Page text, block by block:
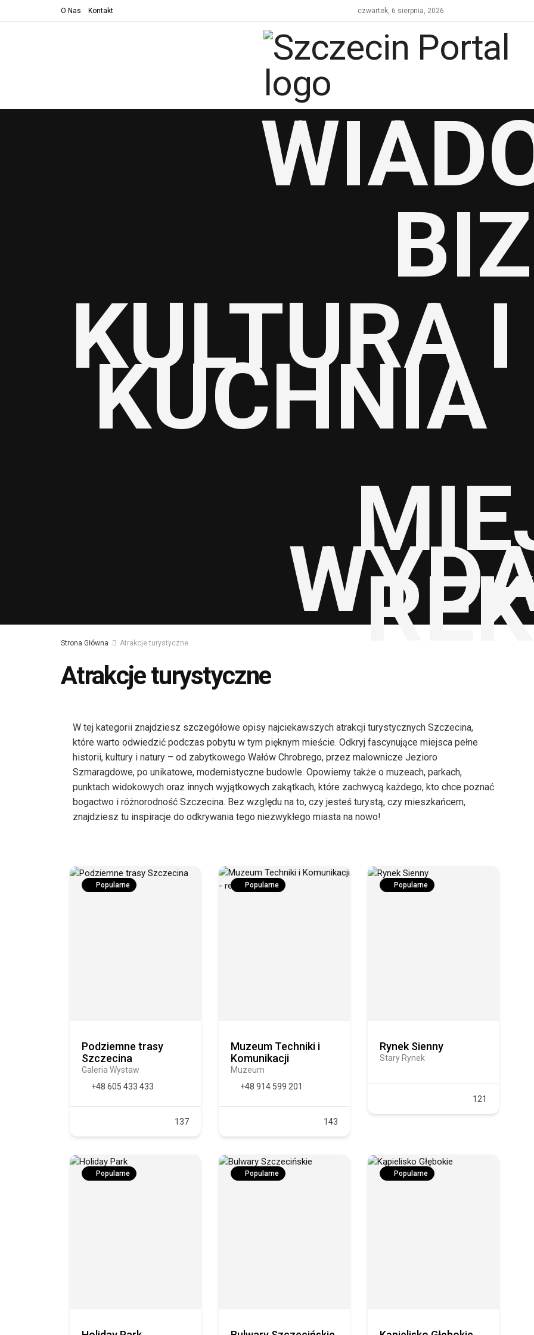
O Nas Kontakt czwartek, 6 sierpnia, 2026
KULTURA
KUCHNIA
Strona Główna Atrakcje turystyczne
Atrakcje turystyczne
W tej kategorii znajdziesz szczegółowe opisy najciekawszych atrakcji turystycznych Szczecina,
które warto odwiedzić podczas pobytu w tym pięknym mieście. Odkryj fascynujące miejsca pełne
historii, kultury i natury – od zabytkowego Wałów Chrobrego, przez malownicze Jezioro
Szmaragdowe, po unikatowe, modernistyczne budowle. Opowiemy także o muzeach, parkach,
punktach widokowych oraz innych wyjątkowych zakątkach, które zachwycą każdego, kto chce poznać
bogactwo i różnorodność Szczecina. Bez względu na to, czy jesteś turystą, czy mieszkańcem,
znajdziesz tu inspiracje do odkrywania tego niezwykłego miasta na nowo!
Popularne
Podziemne trasy
Szczecina
Galeria Wystaw
+48 605 433 433
137
Popularne
Muzeum Techniki i
Komunikacji
Muzeum
+48 914 599 201
143
Popularne
Rynek Sienny
Stary Rynek
121
Popularne Popularne Popularne